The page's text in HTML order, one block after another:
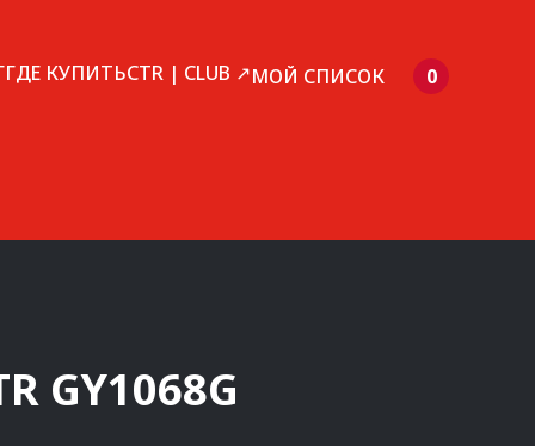
ГДЕ КУПИТЬCTR | CLUB ↗МОЙ СПИСОК 0
GY1068G